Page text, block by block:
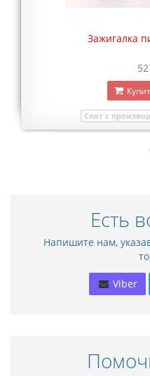
Зажигалка
Снят с
Есть
Напишите нам,
Viber